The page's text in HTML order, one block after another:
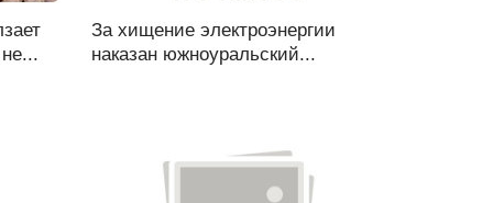
За хищение электроэнергии
наказан южноуральский...